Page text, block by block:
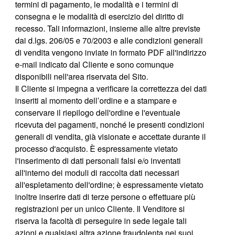
termini di pagamento, le modalità e i termini di
consegna e le modalità di esercizio del diritto di
recesso. Tali informazioni, insieme alle altre previste
dai d.lgs. 206/05 e 70/2003 e alle condizioni generali
di vendita vengono inviate in formato PDF all'indirizzo
e-mail indicato dal Cliente e sono comunque
disponibili nell'area riservata del Sito.
Il Cliente si impegna a verificare la correttezza dei dati
inseriti al momento dell’ordine e a stampare e
conservare il riepilogo dell'ordine e l'eventuale
ricevuta dei pagamenti, nonché le presenti condizioni
generali di vendita, già visionate e accettate durante il
processo d'acquisto. È espressamente vietato
l'inserimento di dati personali falsi e/o inventati
all'interno dei moduli di raccolta dati necessari
all'espletamento dell'ordine; è espressamente vietato
inoltre inserire dati di terze persone o effettuare più
registrazioni per un unico Cliente. Il Venditore si
riserva la facoltà di perseguire in sede legale tali
azioni e qualsiasi altra azione fraudolenta nei suoi